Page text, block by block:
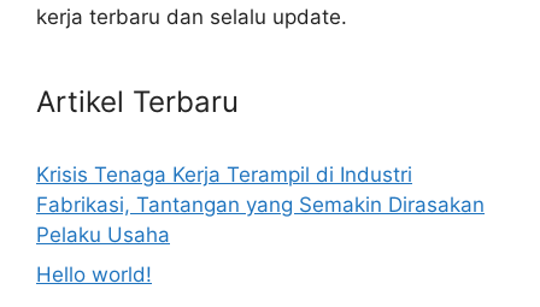
kerja terbaru dan selalu update.
Artikel Terbaru
Krisis Tenaga Kerja Terampil di Industri
Fabrikasi, Tantangan yang Semakin Dirasakan
Pelaku Usaha
Hello world!